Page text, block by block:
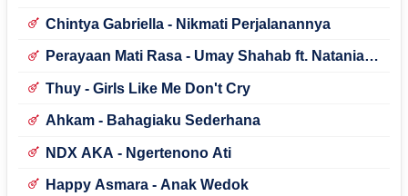
Chintya Gabriella - Nikmati Perjalanannya
Perayaan Mati Rasa - Umay Shahab ft. Natania
Thuy - Girls Like Me Don't Cry
Ahkam - Bahagiaku Sederhana
NDX AKA - Ngertenono Ati
Happy Asmara - Anak Wedok